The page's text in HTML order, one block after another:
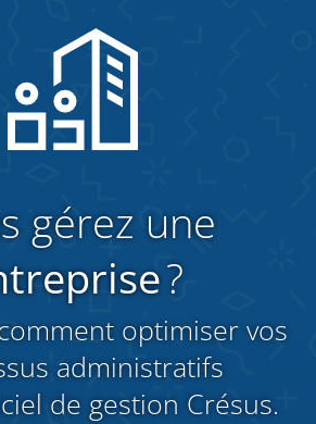
gérez une
?
optimiser vos
administratifs
de gestion Crésus.